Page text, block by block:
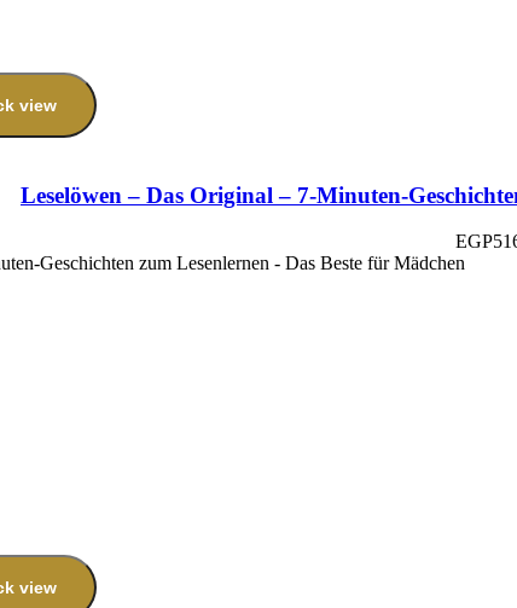
view
Leselöwen – Das Original – 7-Minuten-
EGP
view